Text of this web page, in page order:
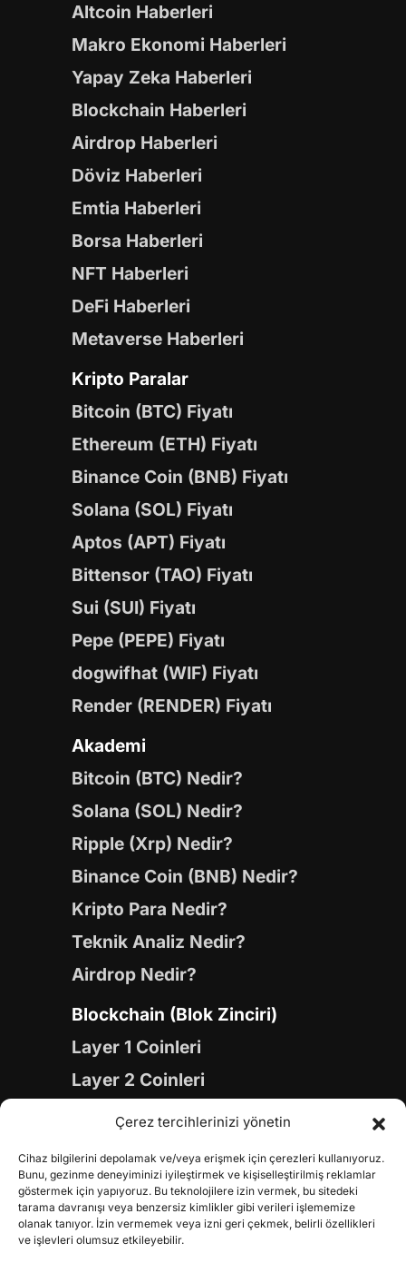
Çerez tercihlerinizi yönetin
Cihaz bilgilerini depolamak ve/veya erişmek için çerezleri kullanıyoruz.
Bunu, gezinme deneyiminizi iyileştirmek ve kişiselleştirilmiş reklamlar
göstermek için yapıyoruz. Bu teknolojilere izin vermek, bu sitedeki
tarama davranışı veya benzersiz kimlikler gibi verileri işlememize
olanak tanıyor. İzin vermemek veya izni geri çekmek, belirli özellikleri
ve işlevleri olumsuz etkileyebilir.
Altcoin Haberleri
Makro Ekonomi Haberleri
Yapay Zeka Haberleri
Blockchain Haberleri
Airdrop Haberleri
Döviz Haberleri
Emtia Haberleri
Borsa Haberleri
NFT Haberleri
DeFi Haberleri
Metaverse Haberleri
Kripto Paralar
Bitcoin (BTC) Fiyatı
Ethereum (ETH) Fiyatı
Binance Coin (BNB) Fiyatı
Solana (SOL) Fiyatı
Aptos (APT) Fiyatı
Bittensor (TAO) Fiyatı
Sui (SUI) Fiyatı
Pepe (PEPE) Fiyatı
dogwifhat (WIF) Fiyatı
Render (RENDER) Fiyatı
Akademi
Bitcoin (BTC) Nedir?
Solana (SOL) Nedir?
Ripple (Xrp) Nedir?
Binance Coin (BNB) Nedir?
Kripto Para Nedir?
Teknik Analiz Nedir?
Airdrop Nedir?
Blockchain (Blok Zinciri)
Layer 1 Coinleri
Layer 2 Coinleri
Yapay Zeka (AI) Coinleri
Gaming Coinleri
RWA Coinleri
DeFi Coinleri